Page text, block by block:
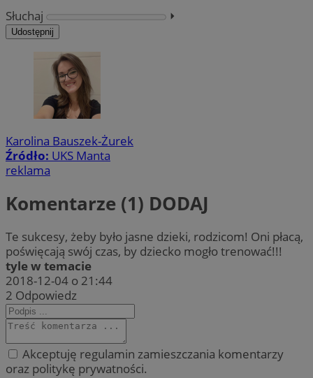
Słuchaj
⏵︎
Udostępnij
Karolina Bauszek-Żurek
Źródło: UKS Manta
reklama
Komentarze (1) DODAJ
Te sukcesy, żeby było jasne dzieki, rodzicom! Oni płacą,
poświęcają swój czas, by dziecko mogło trenować!!!
tyle w temacie
2018-12-04 o 21:44
2 Odpowiedz
Akceptuję regulamin zamieszczania komentarzy
oraz politykę prywatności.